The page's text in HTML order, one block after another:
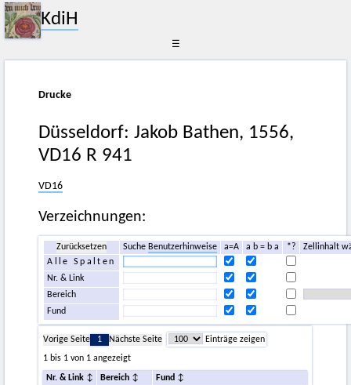
KdiH
☰
Drucke
Düsseldorf: Jakob Bathen, 1556,
VD16 R 941
VD16
Verzeichnungen:
Zurücksetzen Suche Benutzerhinweise a=A a b = b a *?
Zellinhalt
Alle Spalten
Nr. & Link
Bereich
Fund
Vorige Seite 1 Nächste Seite
Einträge zeigen
1 bis 1 von 1 angezeigt
Nr. & Link Bereich
Fund